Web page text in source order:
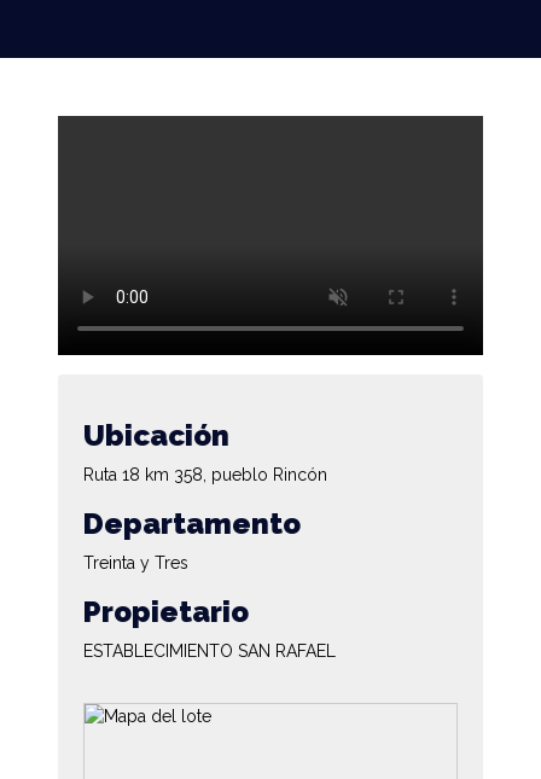
Ubicación
Ruta 18 km 358, pueblo Rincón
Departamento
Treinta y Tres
Propietario
ESTABLECIMIENTO SAN RAFAEL